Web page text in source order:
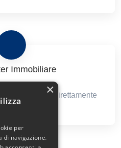
Immobiliare
immobiliari direttamente
tua email!
×
per
di navigazione.